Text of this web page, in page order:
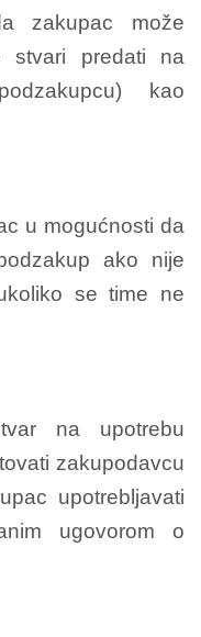
zakupac može
stvari predati na
kao
u mogućnosti da
ako nije
se time ne
na upotrebu
zakupodavcu
upotrebljavati
ugovorom o